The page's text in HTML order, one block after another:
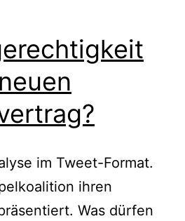
im Tweet-Format.
ihren
Was dürfen